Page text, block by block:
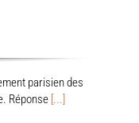
parisien des
Réponse [...]